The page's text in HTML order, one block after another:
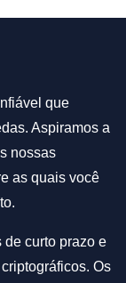
que
Aspiramos a
nossas
as quais você
curto prazo e
Os